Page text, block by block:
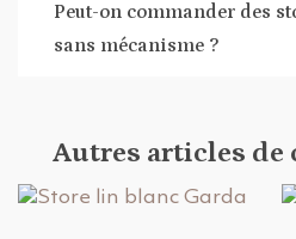
Peut-on commander des
sans mécanisme ?
Autres articles de